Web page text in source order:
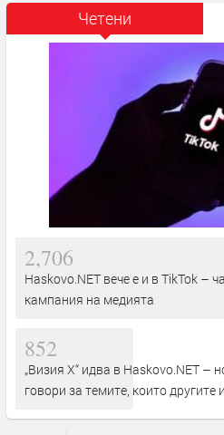
Четени
2,706
Haskovo.NET вече е и в TikTok –
кампания на медията
852
„Визия Х“ идва в Haskovo.NET –
говори за темите, които другите